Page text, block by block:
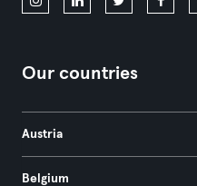
Our countries
Austria
Belgium